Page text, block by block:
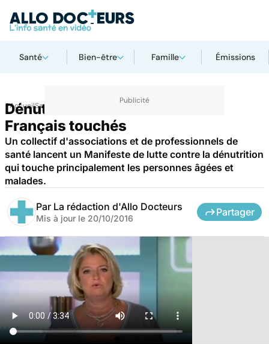
Santé Bien-être Famille Émissions
AccueilSanté
Dénutrition : deux millions de
Français touchés
Un collectif d'associations et de professionnels de
santé lancent un Manifeste de lutte contre la dénutrition
qui touche principalement les personnes âgées et
malades.
Par La rédaction d'Allo Docteurs
Mis à jour le 20/10/2016
Partager